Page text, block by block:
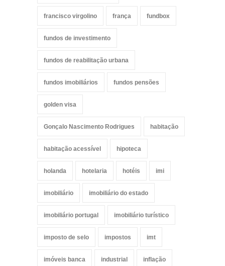
francisco virgolino frança fundbox
fundos de investimento
fundos de reabilitação urbana
fundos imobiliários fundos pensões
golden visa
Gonçalo Nascimento Rodrigues habitação
habitação acessível hipoteca
holanda hotelaria hotéis imi
imobiliário imobiliário do estado
imobiliário portugal imobiliário turístico
imposto de selo impostos imt
imóveis banca industrial inflação